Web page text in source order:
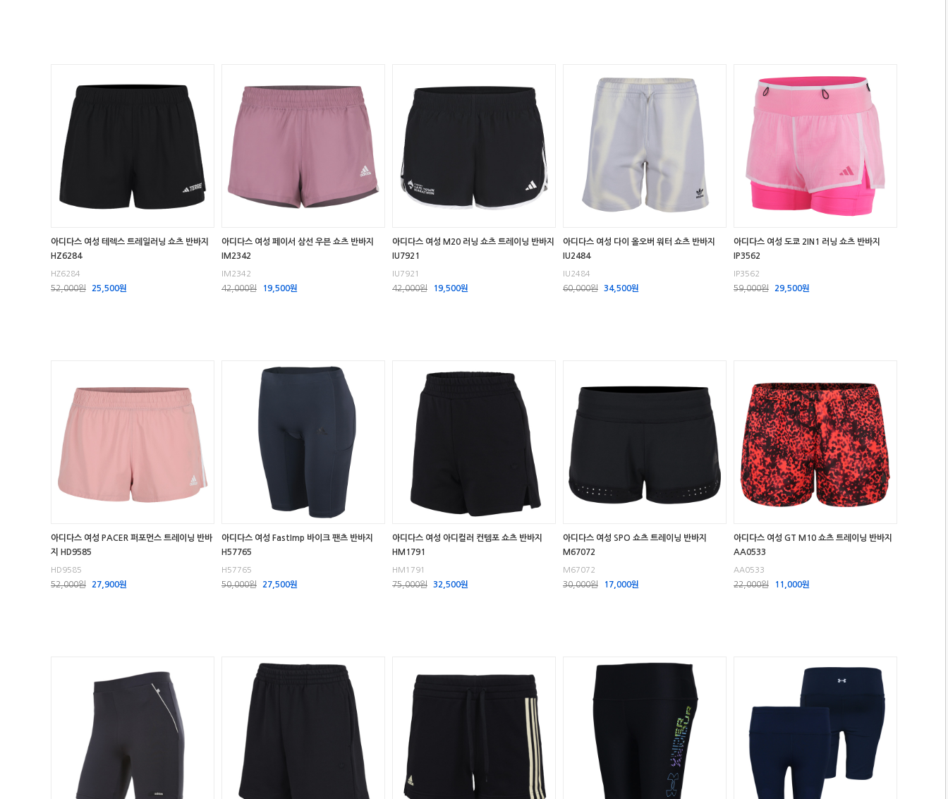
아디다스 여성 테렉스 트레일러닝 쇼츠 반바지
HZ6284
HZ6284
52,000원 25,500원
아디다스 여성 페이서 삼선 우븐 쇼츠 반바지
IM2342
IM2342
42,000원 19,500원
아디다스 여성 M20 러닝 쇼츠 트레이닝 반바지
IU7921
IU7921
42,000원 19,500원
아디다스 여성 다이 올오버 워터 쇼츠 반바지
IU2484
IU2484
60,000원 34,500원
아디다스 여성 도쿄 2IN1 러닝 쇼츠 반바지
IP3562
IP3562
59,000원 29,500원
아디다스 여성 PACER 퍼포먼스 트레이닝 반바
지 HD9585
HD9585
52,000원 27,900원
아디다스 여성 FastImp 바이크 팬츠 반바지
H57765
H57765
50,000원 27,500원
아디다스 여성 아디컬러 컨템포 쇼츠 반바지
HM1791
HM1791
75,000원 32,500원
아디다스 여성 SPO 쇼츠 트레이닝 반바지
M67072
M67072
30,000원 17,000원
아디다스 여성 GT M10 쇼츠 트레이닝 반바지
AA0533
AA0533
22,000원 11,000원